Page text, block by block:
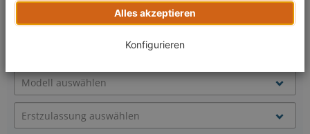
Kostenlos bewerten, Termin buchen, schnell & einfach
verkaufen.
Alles akzeptieren
Konfigurieren